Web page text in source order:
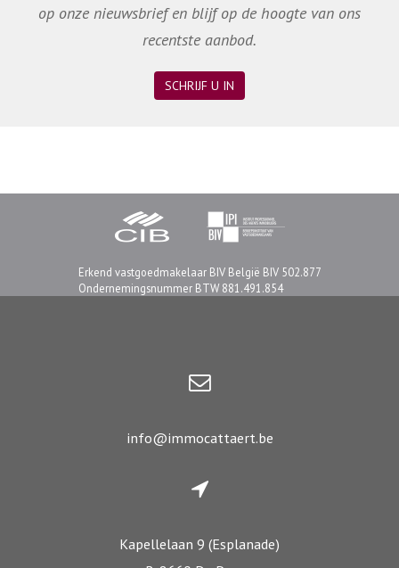
op onze nieuwsbrief en blijf op de hoogte van ons
recentste aanbod.
SCHRIJF U IN
Erkend vastgoedmakelaar BIV België BIV 502.877
Ondernemingsnummer BTW 881.491.854
info@immocattaert.be
Kapellelaan 9 (Esplanade)